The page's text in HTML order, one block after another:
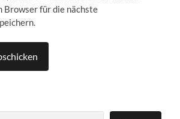
Browser für die nächste